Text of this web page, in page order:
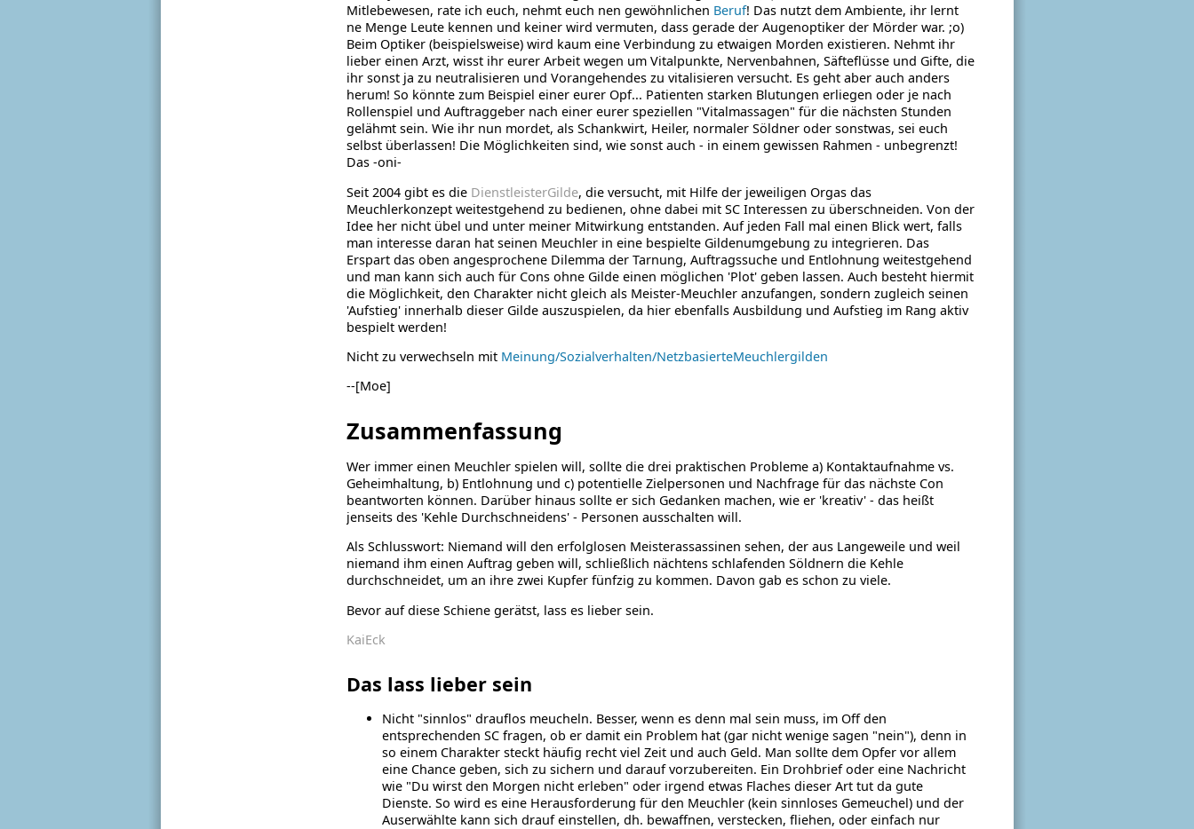
Mitlebewesen, rate ich euch, nehmt euch nen gewöhnlichen Beruf! Das nutzt dem Ambiente, ihr lernt
ne Menge Leute kennen und keiner wird vermuten, dass gerade der Augenoptiker der Mörder war. ;o)
Beim Optiker (beispielsweise) wird kaum eine Verbindung zu etwaigen Morden existieren. Nehmt ihr
lieber einen Arzt, wisst ihr eurer Arbeit wegen um Vitalpunkte, Nervenbahnen, Säfteflüsse und Gifte, die
ihr sonst ja zu neutralisieren und Vorangehendes zu vitalisieren versucht. Es geht aber auch anders
herum! So könnte zum Beispiel einer eurer Opf... Patienten starken Blutungen erliegen oder je nach
Rollenspiel und Auftraggeber nach einer eurer speziellen "Vitalmassagen" für die nächsten Stunden
gelähmt sein. Wie ihr nun mordet, als Schankwirt, Heiler, normaler Söldner oder sonstwas, sei euch
selbst überlassen! Die Möglichkeiten sind, wie sonst auch - in einem gewissen Rahmen - unbegrenzt!
Das -oni-
Seit 2004 gibt es die DienstleisterGilde, die versucht, mit Hilfe der jeweiligen Orgas das
Meuchlerkonzept weitestgehend zu bedienen, ohne dabei mit SC Interessen zu überschneiden. Von der
Idee her nicht übel und unter meiner Mitwirkung entstanden. Auf jeden Fall mal einen Blick wert, falls
man interesse daran hat seinen Meuchler in eine bespielte Gildenumgebung zu integrieren. Das
Erspart das oben angesprochene Dilemma der Tarnung, Auftragssuche und Entlohnung weitestgehend
und man kann sich auch für Cons ohne Gilde einen möglichen 'Plot' geben lassen. Auch besteht hiermit
die Möglichkeit, den Charakter nicht gleich als Meister-Meuchler anzufangen, sondern zugleich seinen
'Aufstieg' innerhalb dieser Gilde auszuspielen, da hier ebenfalls Ausbildung und Aufstieg im Rang aktiv
bespielt werden!
Nicht zu verwechseln mit Meinung/Sozialverhalten/NetzbasierteMeuchlergilden
--[Moe]
Zusammenfassung
Wer immer einen Meuchler spielen will, sollte die drei praktischen Probleme a) Kontaktaufnahme vs.
Geheimhaltung, b) Entlohnung und c) potentielle Zielpersonen und Nachfrage für das nächste Con
beantworten können. Darüber hinaus sollte er sich Gedanken machen, wie er 'kreativ' - das heißt
jenseits des 'Kehle Durchschneidens' - Personen ausschalten will.
Als Schlusswort: Niemand will den erfolglosen Meisterassassinen sehen, der aus Langeweile und weil
niemand ihm einen Auftrag geben will, schließlich nächtens schlafenden Söldnern die Kehle
durchschneidet, um an ihre zwei Kupfer fünfzig zu kommen. Davon gab es schon zu viele.
Bevor auf diese Schiene gerätst, lass es lieber sein.
KaiEck
Das lass lieber sein
Nicht "sinnlos" drauflos meucheln. Besser, wenn es denn mal sein muss, im Off den
entsprechenden SC fragen, ob er damit ein Problem hat (gar nicht wenige sagen "nein"), denn in
so einem Charakter steckt häufig recht viel Zeit und auch Geld. Man sollte dem Opfer vor allem
eine Chance geben, sich zu sichern und darauf vorzubereiten. Ein Drohbrief oder eine Nachricht
wie "Du wirst den Morgen nicht erleben" oder irgend etwas Flaches dieser Art tut da gute
Dienste. So wird es eine Herausforderung für den Meuchler (kein sinnloses Gemeuchel) und der
Auserwählte kann sich drauf einstellen, dh. bewaffnen, verstecken, fliehen, oder einfach nur